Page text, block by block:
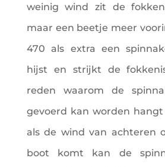
weinig wind zit de
maar een beetje meer
470 als extra een
hijst en strijkt de
reden waarom de
gevoerd kan worden
als de wind van achteren
boot komt kan de